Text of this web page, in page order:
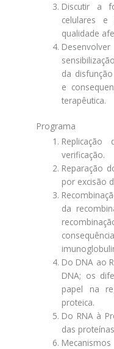
Discutir a
celulares
qualidade
da
e
terapêutica.
Programa
verificação.
Reparação
por excisão
da
Do DNA ao
DNA; os
papel na
proteica.
Do RNA à
das